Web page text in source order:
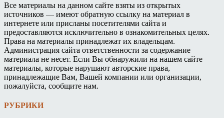
Все материалы на данном сайте взяты из открытых
источников — имеют обратную ссылку на материал в
интернете или присланы посетителями сайта и
предоставляются исключительно в ознакомительных целях.
Права на материалы принадлежат их владельцам.
Администрация сайта ответственности за содержание
материала не несет. Если Вы обнаружили на нашем сайте
материалы, которые нарушают авторские права,
принадлежащие Вам, Вашей компании или организации,
пожалуйста, сообщите нам.
РУБРИКИ